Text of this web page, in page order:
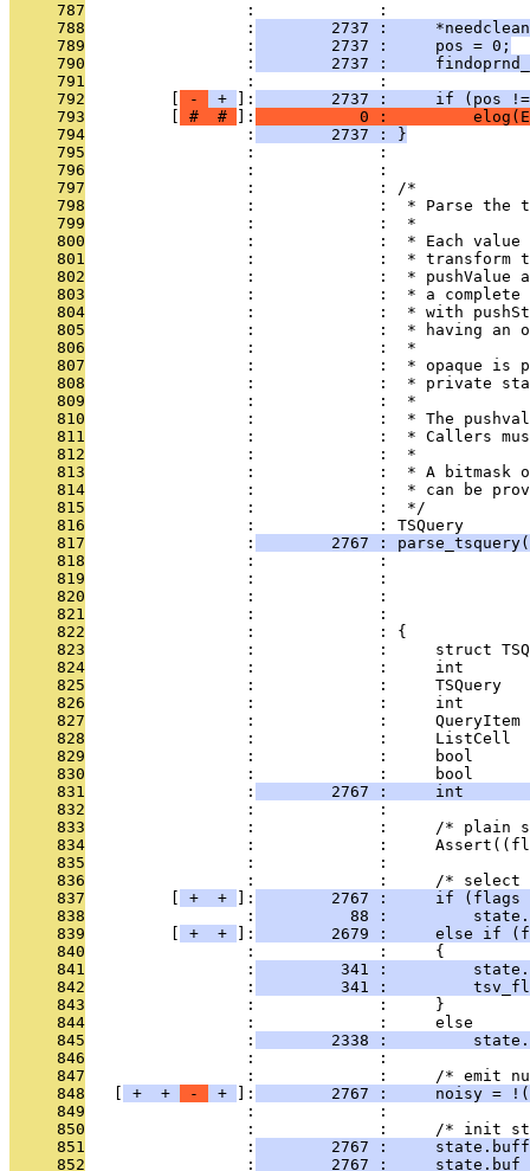
     787
                 :             :
     788
                 :
2737 :
     789
                 :
        2737 :     pos = 0;
     790
                 :
2737 :
     791
                 :             :
     792
- + ]:
2737 :     if (pos
     793
# # ]:
0 :
     794
                 :
        2737 : }
     795
                 :             :
     796
                 :             :
     797
                 :             : /*
     798
:             :  * Parse the
     799
                 :             :  *
     800
:             :  * Each
     801
:             :  * transform
     802
:             :  * pushValue
     803
:             :  * a
     804
:             :  * with
     805
:             :  * having an
     806
                 :             :  *
     807
:             :  * opaque is
     808
:             :  * private
     809
                 :             :  *
     810
:             :  * The
     811
:             :  * Callers
     812
                 :             :  *
     813
:             :  * A bitmask
     814
:             :  * can be
     815
                 :             :  */
     816
                 :             : TSQuery
     817
                 :
2767 :
     818
:             :
     819
:             :
     820
:             :
     821
:             :
     822
                 :             : {
     823
:             :     struct
     824
:             :     int
     825
:             :     TSQuery
     826
:             :     int
     827
:             :     QueryItem
     828
:             :     ListCell
     829
:             :     bool
     830
:             :     bool
     831
                 :
2767 :     int
     832
                 :             :
     833
:             :     /* plain
     834
:             :
     835
                 :             :
     836
:             :     /* select
     837
+ + ]:
2767 :     if (flags
     838
                 :
88 :
     839
+ + ]:
2679 :     else if
     840
                 :             :     {
     841
                 :
341 :
     842
                 :
341 :
     843
                 :             :     }
     844
                 :             :     else
     845
                 :
2338 :
     846
                 :             :
     847
:             :     /* emit
     848
+ + - + ]:
2767 :     noisy =
     849
                 :             :
     850
:             :     /* init
     851
                 :
2767 :
     852
                 :
2767 :     state.buf